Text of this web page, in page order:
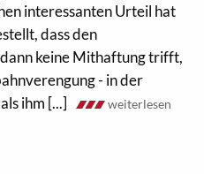
interessanten Urteil hat
dass den
keine Mithaftung trifft,
- in der
ihm [...]
weiterlesen